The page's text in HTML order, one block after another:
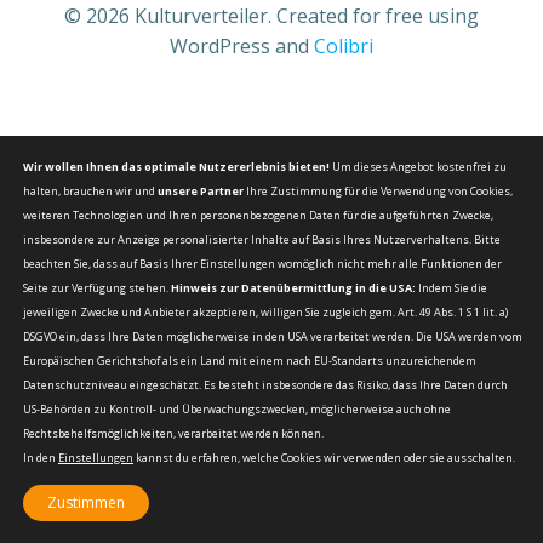
© 2026 Kulturverteiler. Created for free using
WordPress and Colibri
Wir wollen Ihnen das optimale Nutzererlebnis bieten! Um dieses Angebot kostenfrei zu
halten, brauchen wir und unsere Partner Ihre Zustimmung für die Verwendung von Cookies,
weiteren Technologien und Ihren personenbezogenen Daten für die aufgeführten Zwecke,
insbesondere zur Anzeige personalisierter Inhalte auf Basis Ihres Nutzerverhaltens. Bitte
beachten Sie, dass auf Basis Ihrer Einstellungen womöglich nicht mehr alle Funktionen der
Seite zur Verfügung stehen.Hinweis zur Datenübermittlung in die USA: Indem Sie die
jeweiligen Zwecke und Anbieter akzeptieren, willigen Sie zugleich gem. Art. 49 Abs. 1 S 1 lit. a)
DSGVO ein, dass Ihre Daten möglicherweise in den USA verarbeitet werden. Die USA werden vom
Europäischen Gerichtshof als ein Land mit einem nach EU-Standarts unzureichendem
Datenschutzniveau eingeschätzt. Es besteht insbesondere das Risiko, dass Ihre Daten durch
US-Behörden zu Kontroll- und Überwachungszwecken, möglicherweise auch ohne
Rechtsbehelfsmöglichkeiten, verarbeitet werden können.
In den Einstellungen kannst du erfahren, welche Cookies wir verwenden oder sie ausschalten.
Zustimmen